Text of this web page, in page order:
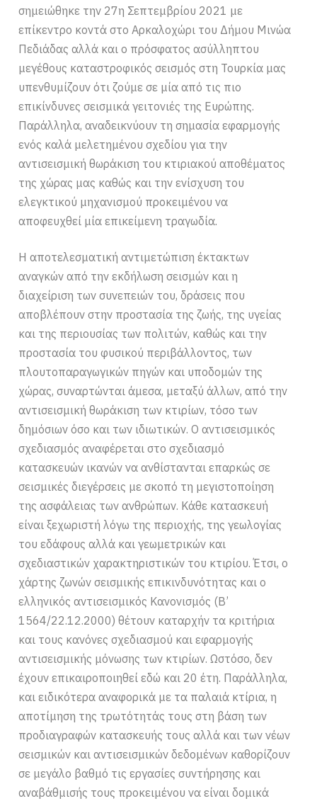
σημειώθηκε την 27η Σεπτεμβρίου 2021 με
επίκεντρο κοντά στο Αρκαλοχώρι του Δήμου Μινώα
Πεδιάδας αλλά και ο πρόσφατος ασύλληπτου
μεγέθους καταστροφικός σεισμός στη Τουρκία μας
υπενθυμίζουν ότι ζούμε σε μία από τις πιο
επικίνδυνες σεισμικά γειτονιές της Ευρώπης.
Παράλληλα, αναδεικνύουν τη σημασία εφαρμογής
ενός καλά μελετημένου σχεδίου για την
αντισεισμική θωράκιση του κτιριακού αποθέματος
της χώρας μας καθώς και την ενίσχυση του
ελεγκτικού μηχανισμού προκειμένου να
αποφευχθεί μία επικείμενη τραγωδία.
Η αποτελεσματική αντιμετώπιση έκτακτων
αναγκών από την εκδήλωση σεισμών και η
διαχείριση των συνεπειών του, δράσεις που
αποβλέπουν στην προστασία της ζωής, της υγείας
και της περιουσίας των πολιτών, καθώς και την
προστασία του φυσικού περιβάλλοντος, των
πλουτοπαραγωγικών πηγών και υποδομών της
χώρας, συναρτώνται άμεσα, μεταξύ άλλων, από την
αντισεισμική θωράκιση των κτιρίων, τόσο των
δημόσιων όσο και των ιδιωτικών. Ο αντισεισμικός
σχεδιασμός αναφέρεται στο σχεδιασμό
κατασκευών ικανών να ανθίστανται επαρκώς σε
σεισμικές διεγέρσεις με σκοπό τη μεγιστοποίηση
της ασφάλειας των ανθρώπων. Κάθε κατασκευή
είναι ξεχωριστή λόγω της περιοχής, της γεωλογίας
του εδάφους αλλά και γεωμετρικών και
σχεδιαστικών χαρακτηριστικών του κτιρίου. Έτσι, ο
χάρτης ζωνών σεισμικής επικινδυνότητας και ο
ελληνικός αντισεισμικός Κανονισμός (Β’
1564/22.12.2000) θέτουν καταρχήν τα κριτήρια
και τους κανόνες σχεδιασμού και εφαρμογής
αντισεισμικής μόνωσης των κτιρίων. Ωστόσο, δεν
έχουν επικαιροποιηθεί εδώ και 20 έτη. Παράλληλα,
και ειδικότερα αναφορικά με τα παλαιά κτίρια, η
αποτίμηση της τρωτότητάς τους στη βάση των
προδιαγραφών κατασκευής τους αλλά και των νέων
σεισμικών και αντισεισμικών δεδομένων καθορίζουν
σε μεγάλο βαθμό τις εργασίες συντήρησης και
αναβάθμισής τους προκειμένου να είναι δομικά